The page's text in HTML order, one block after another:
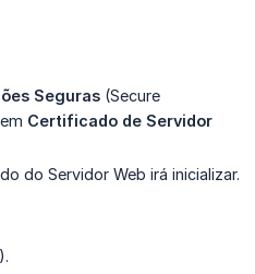
Seguras (Secure
Certificado de Servidor
do Servidor Web irá inicializar.